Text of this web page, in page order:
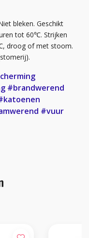
bleken. Geschikt
tot 60℃. Strijken
droog of met stoom.
#brandwerend
#vuur